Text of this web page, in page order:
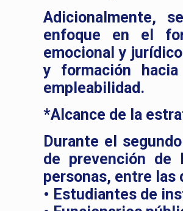
Adicionalmente,
enfoque en el
emocional y
y formación
empleabilidad.
*Alcance de la
Durante el
de prevención de
personas, entre las
• Estudiantes de